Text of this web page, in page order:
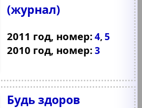
(журнал)
2011 год, номер: 4, 5
2010 год, номер: 3
Будь здоров